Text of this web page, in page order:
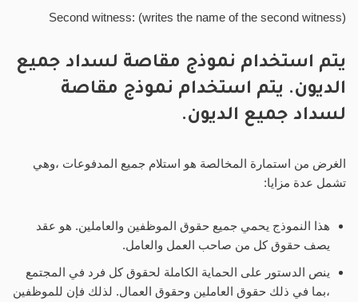
Second witness: (writes the name of the second witness)
يتم استخدام نموذج مقاصة لسداد جميع
الديون. يتم استخدام نموذج مقاصة
لسداد جميع الديون.
الغرض من استمارة المخالصة هو استلام جميع المدفوعات ،وهي
تشمل عدة مزايا:
هذا النموذج يحمي جميع حقوق الموظفين والعاملين. هو عقد
يصف حقوق كل من صاحب العمل والعامل.
ينص الدستور على الحماية الكاملة لحقوق كل فرد في المجتمع
،بما في ذلك حقوق العاملين وحقوق العمال. لذلك فإن للموظفين